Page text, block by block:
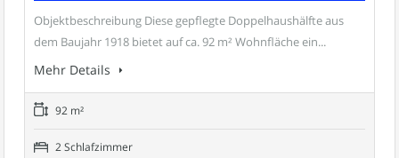
Objektbeschreibung Diese gepflegte Doppelhaushälfte aus
dem Baujahr 1918 bietet auf ca. 92 m² Wohnfläche ein...
Mehr Details
92 m²
2 Schlafzimmer